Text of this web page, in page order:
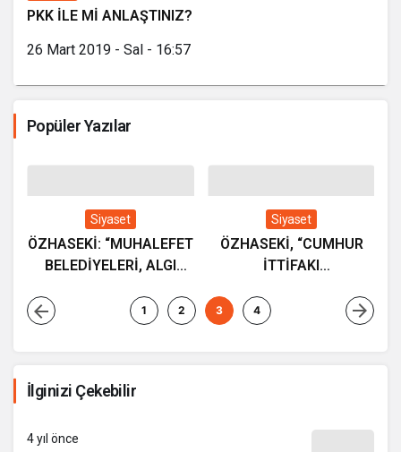
PKK İLE Mİ ANLAŞTINIZ?
26 Mart 2019 - Sal - 16:57
Popüler Yazılar
Siyaset
ÖZHASEKİ: “MUHALEFET
BELEDİYELERİ, ALGI
YAPIYOR”
Siyaset
ÖZHASEKİ, “CUMHUR
İTTİFAKI
DEĞİL, HİZMET
ÜRETİYOR”
1 2 3 4
İlginizi Çekebilir
4 yıl önce